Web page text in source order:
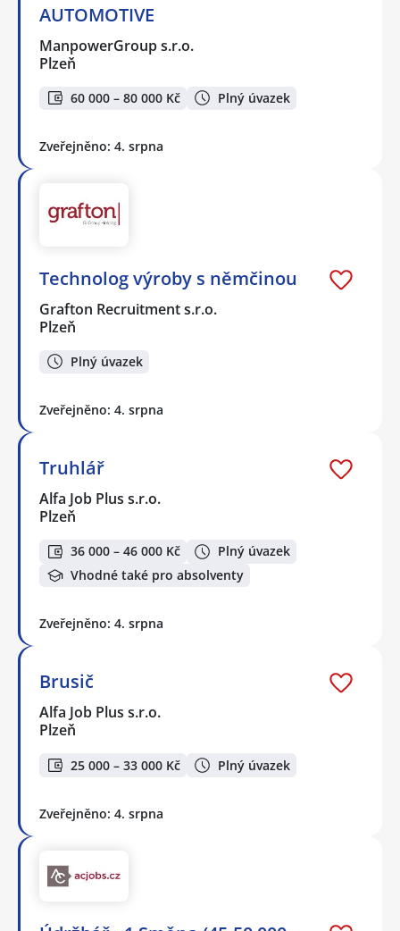
AUTOMOTIVE
ManpowerGroup s.r.o.
Plzeň
60 000 – 80 000 Kč Plný úvazek
Zveřejněno: 4. srpna
Technolog výroby s němčinou
Grafton Recruitment s.r.o.
Plzeň
Plný úvazek
Zveřejněno: 4. srpna
Truhlář
Alfa Job Plus s.r.o.
Plzeň
36 000 – 46 000 Kč
Plný úvazek
Vhodné také pro absolventy
Zveřejněno: 4. srpna
Brusič
Alfa Job Plus s.r.o.
Plzeň
25 000 – 33 000 Kč Plný úvazek
Zveřejněno: 4. srpna